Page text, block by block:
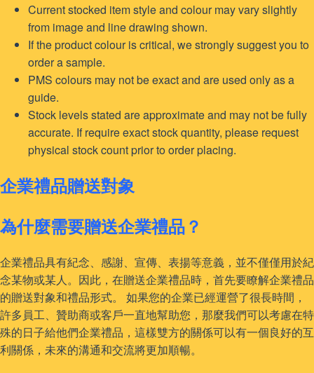
Current stocked item style and colour may vary slightly
from image and line drawing shown.
If the product colour is critical, we strongly suggest you to
order a sample.
PMS colours may not be exact and are used only as a
guide.
Stock levels stated are approximate and may not be fully
accurate. If require exact stock quantity, please request
physical stock count prior to order placing.
企業禮品贈送對象
為什麼需要贈送企業禮品？
企業禮品具有紀念、感謝、宣傳、表揚等意義，並不僅僅用於紀
念某物或某人。因此，在贈送企業禮品時，首先要瞭解企業禮品
的贈送對象和禮品形式。 如果您的企業已經運營了很長時間，
許多員工、贊助商或客戶一直地幫助您，那麼我們可以考慮在特
殊的日子給他們企業禮品，這樣雙方的關係可以有一個良好的互
利關係，未來的溝通和交流將更加順暢。